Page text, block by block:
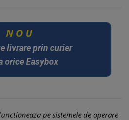
N O U
livrare prin curier
orice Easybox
pe sistemele de operare